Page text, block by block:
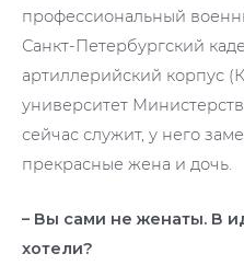
профессиональный
Санкт-Петербургский
артиллерийский корпус
университет
сейчас служит, у него
прекрасные жена и дочь.
– Вы сами не женаты. В
хотели?